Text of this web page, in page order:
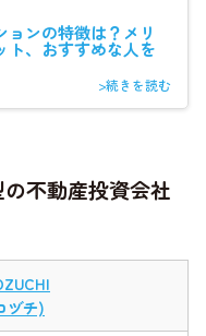
ョンの特徴は？メリ
ト、おすすめな人を
>続きを読む
不動産投資会社
ヅチ)